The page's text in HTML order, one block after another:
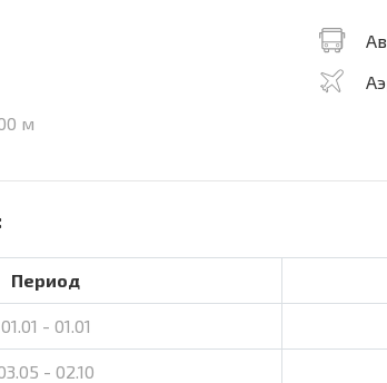
м
Период
01.01 - 01.01
- 02.10